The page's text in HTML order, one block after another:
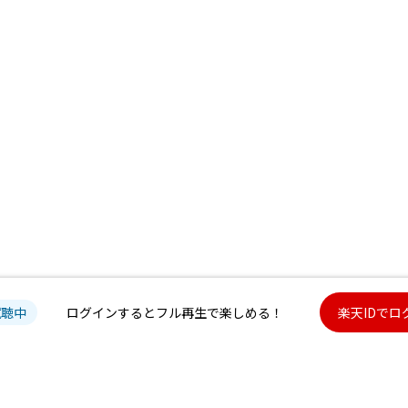
中 ログインするとフル再生で楽しめる！ 楽天IDでロ